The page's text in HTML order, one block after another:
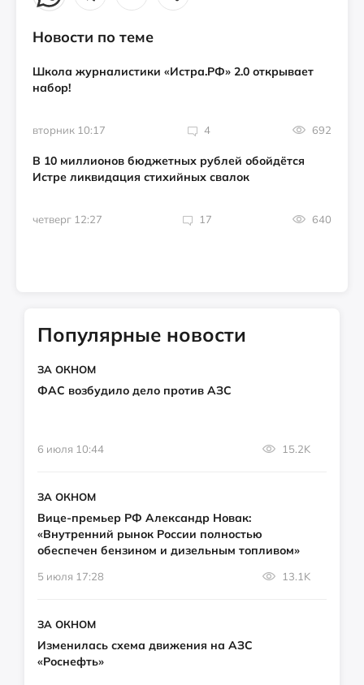
Новости по теме
Школа журналистики «Истра.РФ» 2.0 открывает
набор!
вторник 10:17 4 692
В 10 миллионов бюджетных рублей обойдётся
Истре ликвидация стихийных свалок
четверг 12:27 17 640
Популярные новости
ЗА ОКНОМ
ФАС возбудило дело против АЗС
6 июля 10:44 15.2K
ЗА ОКНОМ
Вице-премьер РФ Александр Новак:
«Внутренний рынок России полностью
обеспечен бензином и дизельным топливом»
5 июля 17:28 13.1K
ЗА ОКНОМ
Изменилась схема движения на АЗС
«Роснефть»